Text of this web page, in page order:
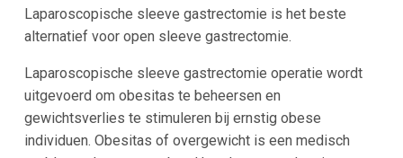
Laparoscopische sleeve gastrectomie is het beste
alternatief voor open sleeve gastrectomie.
Laparoscopische sleeve gastrectomie operatie wordt
uitgevoerd om obesitas te beheersen en
gewichtsverlies te stimuleren bij ernstig obese
individuen. Obesitas of overgewicht is een medisch